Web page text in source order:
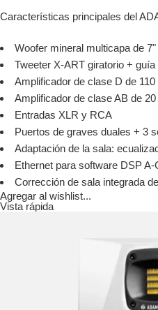
Características principales del
Woofer mineral multicapa de 7"
Tweeter X-ART giratorio +
Amplificador de clase D de
Amplificador de clase AB de
Entradas XLR y RCA
Puertos de graves duales + 3
Adaptación de la sala:
Ethernet para software DSP A-
Corrección de sala integrada
Agregar al wishlist...
Vista rápida